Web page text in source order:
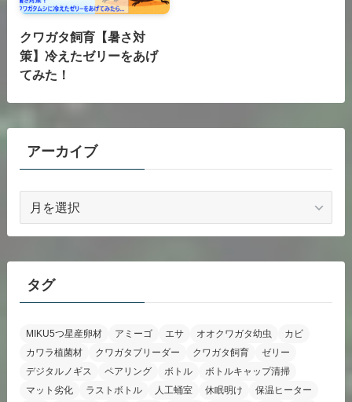
クワガタ飼育【暑さ対
策】冷えたゼリーをあげ
てみた！
アーカイブ
カ
イ
タグ
MIKU5つ星産卵材 アミーゴ エサ オオクワガタ幼虫
カビ
カワラ植菌材
クワガタブリーダー クワガタ飼育
ゼリー
デジタルノギス
ペアリング ボトル
ボトルキャップ清掃
マット劣化
ラストボトル 人工蛹室 休眠明け
保温ヒーター